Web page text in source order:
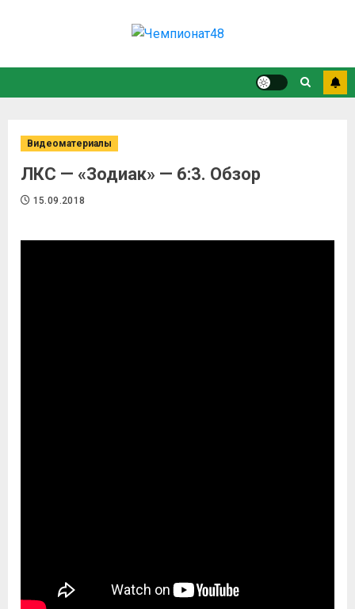
Видеоматериалы
ЛКС — «Зодиак» — 6:3. Обзор
15.09.2018